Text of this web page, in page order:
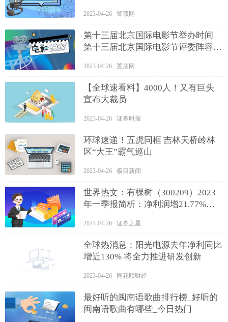
2023-04-26 置顶网
第十三届北京国际电影节举办时间
第十三届北京国际电影节评委阵容介
2023-04-26 置顶网
【全球速看料】4000人！又有巨头
宣布大裁员
2023-04-26 证券时报
环球速递！五虎同框 吉林天桥岭林
区“大王”霸气巡山
2023-04-26 极目新闻
世界热文：有棵树（300209）2023
年一季报简析：净利润增21.77%，
2023-04-26 证券之星
全球热消息：阳光电源去年净利同比
增近130% 将全力推进研发创新
2023-04-26 同花顺财经
最好听的闽南语歌曲排行榜_好听的
闽南语歌曲有哪些_今日热门